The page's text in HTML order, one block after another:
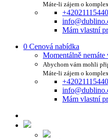
Máte-li zájem o
Mám vlastní
0 Cenová nabídka
Momentálně
Abychom vám mohli
Máte-li zájem o
Mám vlastní